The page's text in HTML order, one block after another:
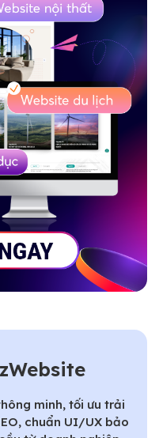
minh, tối ưu trải
chuẩn UI/UX bảo